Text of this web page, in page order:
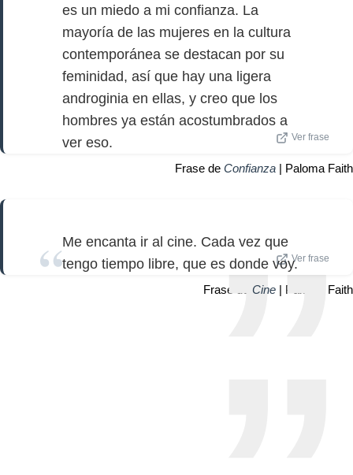
es un miedo a mi confianza. La
mayoría de las mujeres en la cultura
contemporánea se destacan por su
feminidad, así que hay una ligera
androginia en ellas, y creo que los
hombres ya están acostumbrados a
ver eso.
Ver frase
Frase de Confianza | Paloma Faith
Me encanta ir al cine. Cada vez que
tengo tiempo libre, que es donde voy.Ver frase
Frase de Cine | Paloma Faith